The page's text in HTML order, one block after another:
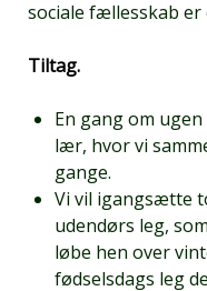
sociale fællesskab
Tiltag.
En gang om
lær, hvor vi
gange.
Vi vil igangsætte
udendørs leg,
løbe hen over
fødselsdags leg